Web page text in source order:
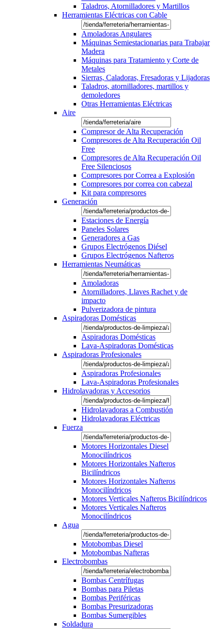
Taladros, Atornilladores y Martillos
Herramientas Eléctricas con Cable
Amoladoras Angulares
Máquinas Semiestacionarias para Trabajar
Madera
Máquinas para Tratamiento y Corte de
Metales
Sierras, Caladoras, Fresadoras y Lijadoras
Taladros, atornilladores, martillos y
demoledores
Otras Herramientas Eléctricas
Aire
Compresor de Alta Recuperación
Compresores de Alta Recuperación Oil
Free
Compresores de Alta Recuperación Oil
Free Silenciosos
Compresores por Correa a Explosión
Compresores por correa con cabezal
Kit para compresores
Generación
Estaciones de Energía
Paneles Solares
Generadores a Gas
Grupos Electrógenos Diésel
Grupos Electrógenos Nafteros
Herramientas Neumáticas
Amoladoras
Atornilladores, Llaves Rachet y de
impacto
Pulverizadora de pintura
Aspiradoras Domésticas
Aspiradoras Domésticas
Lava-Aspiradoras Domésticas
Aspiradoras Profesionales
Aspiradoras Profesionales
Lava-Aspiradoras Profesionales
Hidrolavadoras y Accesorios
Hidrolavadoras a Combustión
Hidrolavadoras Eléctricas
Fuerza
Motores Horizontales Diesel
Monocilíndricos
Motores Horizontales Nafteros
Bicilíndricos
Motores Horizontales Nafteros
Monocilíndricos
Motores Verticales Nafteros Bicilíndricos
Motores Verticales Nafteros
Monocilíndricos
Agua
Motobombas Diesel
Motobombas Nafteras
Electrobombas
Bombas Centrífugas
Bombas para Piletas
Bombas Periféricas
Bombas Presurizadoras
Bombas Sumergibles
Soldadura